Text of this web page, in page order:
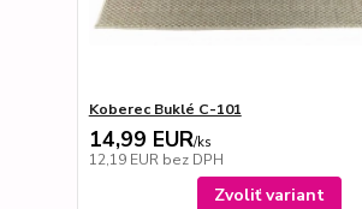
Koberec Buklé C-101
14,99 EUR/ks
12,19 EUR bez DPH
Zvoliť variant